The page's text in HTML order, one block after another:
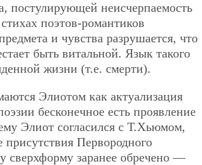
постулирующей неисчерпаемость
поэтов-романтиков
и чувства разрушается, что
быть витальной. Язык такого
жизни (т.е. смерти).
Элиотом как актуализация
бесконечное есть проявление
Элиот согласился с Т.Хьюмом,
Первородного
сверхформу заранее обречено —